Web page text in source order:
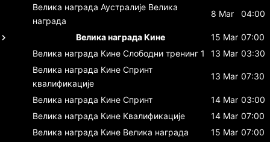
Велика награда Аустралије Велика
награда
8 Mar 04:00
Велика награда Кине 15 Mar 07:00
Велика награда Кине Слободни тренинг 1 13 Mar 03:30
Велика награда Кине Спринт
квалификације
13 Mar 07:30
Велика награда Кине Спринт 14 Mar 03:00
Велика награда Кине Квалификације 14 Mar 07:00
Велика награда Кине Велика награда 15 Mar 07:00